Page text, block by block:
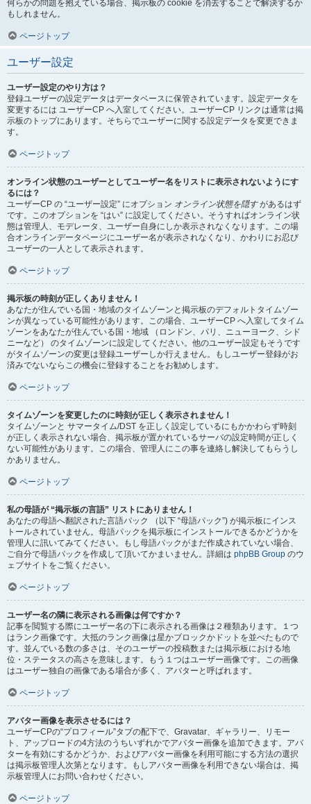
何らかの問題を抱えている場合、掲示板の cookie を消去することで解決するか
もしれません。
ページトップ
ユーザー設定
ユーザー設定のやり方は？
登録ユーザーの設定データはデータベースに保管されています。設定データを
変更するには ユーザーCP へ入室してください。ユーザーCP リンクは通常は掲
示板のトップにあります。そちらでユーザーに関する設定データを変更できま
す。
ページトップ
オンライン状態のユーザーとしてユーザー名をリストに表示されないようにす
るには？
ユーザーCP の “ユーザー設定” にオプション オンライン状態を隠すがあるはず
です。このオプションを “はい” に設定してください。そうすればオンライン状
態は管理人、モデレータ、ユーザー自身にしか表示されなくなります。この場
合オンラインデータページにユーザー名が表示されなくなり、かわりにお忍び
ユーザーの一人として表示されます。
ページトップ
掲示板の時刻が正しくありません！
あなたが住んでいる国・地域のタイムゾーンと掲示板のデフォルトタイムゾー
ンが異なっている可能性があります。この場合、ユーザーCP へ入室してタイム
ゾーンをあなたが住んでいる国・地域 （ロンドン、パリ、ニューヨーク、シド
ニーなど） のタイムゾーンに設定してください。他のユーザー設定もそうです
がタイムゾーンの変更は登録ユーザーしか行えません。もしユーザー登録がお
済みでないならこの機会に登録することをお勧めします。
ページトップ
タイムゾーンを変更したのに時刻が正しく表示されません！
タイムゾーンと サマータイム/DST を正しく設定しているにもかかわらず時刻
が正しく表示されない場合、掲示板が置かれているサーバの設定時間が正しく
ない可能性があります。この場合、管理人にこの事を連絡し解決してもらうし
かありません。
ページトップ
私の母語が “掲示板の言語” リストにありません！
あなたの母語へ翻訳された言語パック （以下 “母語パック”) が掲示板にインス
トールされていません。母語パックを掲示板にインストールできるかどうかを
管理人に訊いてみてください。もし母語パックがまだ作成されていない場合、
ご自分で母語パックを作成して頂いてかまいません。詳細は phpBB Group のウ
ェブサイトをご覧ください。
ページトップ
ユーザー名の隣に表示される画像は何ですか？
記事を閲覧する際にユーザー名の下に表示される画像は２種類あります。１つ
はランク画像です。大抵のランク画像は星かブロックかドットを並べたもので
す。並んでいる数の多さは、そのユーザーの投稿数または掲示板における地
位・ステータスの高さを意味します。もう１つはユーザー画像です。この画像
はユーザー独自の画像である場合が多く、アバターと呼ばれます。
ページトップ
アバター画像を表示させるには？
ユーザーCPの“プロフィール”タブの配下で、Gravatar、ギャラリー、リモー
ト、アップロードの4方法のうちいずれかでアバター画像を追加できます。アバ
ターを有効にするかどうか、およびアバター画像を利用可能にする方法の選択
は掲示板管理人次第となります。もしアバター画像を利用できない場合は、掲
示板管理人にお問い合わせください。
ページトップ